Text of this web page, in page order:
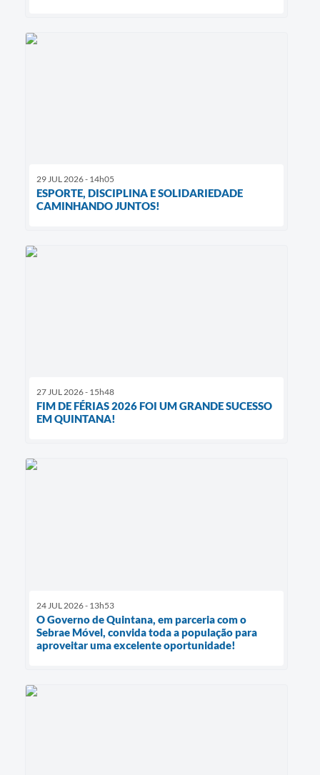
29 JUL 2026 - 14h05
ESPORTE, DISCIPLINA E SOLIDARIEDADE
CAMINHANDO JUNTOS!
27 JUL 2026 - 15h48
FIM DE FÉRIAS 2026 FOI UM GRANDE SUCESSO
EM QUINTANA!
24 JUL 2026 - 13h53
O Governo de Quintana, em parceria com o
Sebrae Móvel, convida toda a população para
aproveitar uma excelente oportunidade!